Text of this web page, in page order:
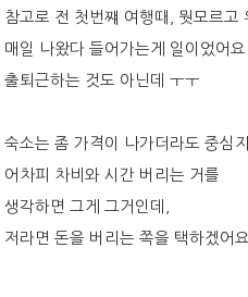
참고로 전 첫번쨰 여행때, 뭣모르고
매일 나왔다 들어가는게 일이었어
출퇴근하는 것도 아닌데 ㅜㅜ
숙소는 좀 가격이 나가더라도 중심
어차피 차비와 시간 버리는 거를
생각하면 그게 그거인데,
저라면 돈을 버리는 쪽을 택하겠어